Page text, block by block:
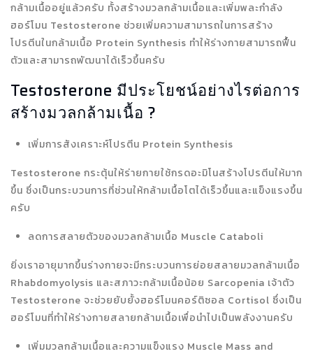
กล้ามเนื้ออยู่แล้วครับ ทั้งสร้างมวลกล้ามเนื้อและเพิ่มพละกำลัง
ฮอร์โมน Testosterone ช่วยเพิ่มความสามารถในการสร้าง
โปรตีนในกล้ามเนื้อ Protein Synthesis ทำให้ร่างกายสามารถฟื้น
ตัวและสามารถพัฒนาได้เร็วขึ้นครับ
Testosterone มีประโยชน์อย่างไรต่อการ
สร้างมวลกล้ามเนื้อ ?
เพิ่มการสังเคราะห์โปรตีน Protein Synthesis
Testosterone กระตุ้นให้ร่ายกายใช้กรดอะมิโนสร้างโปรตีนให้มาก
ขึ้น ซึ่งเป็นกระบวนการที่ช่วนให้กล้ามเนื้อโตได้เร็วขึ้นและแข็งแรงขึ้น
ครับ
ลดการสลายตัวของมวลกล้ามเนื้อ Muscle Cataboli
ยิ่งเราอายุมากขึ้นร่างกายจะมีกระบวนการย่อยสลายมวลกล้ามเนื้อ
Rhabdomyolysis และสภาวะกล้ามเนื้อน้อย Sarcopenia เจ้าตัว
Testosterone จะช่วยยับยั้งฮอร์โมนคอร์ติซอล Cortisol ซึ่งเป็น
ฮอร์โมนที่ทำให้ร่างกายสลายกล้ามเนื้อเพื่อนำไปเป็นพลังงานครับ
เพิ่มมวลกล้ามเนื้อและความแข็งแรง Muscle Mass and